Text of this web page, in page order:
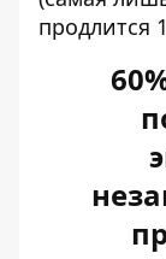
продлится